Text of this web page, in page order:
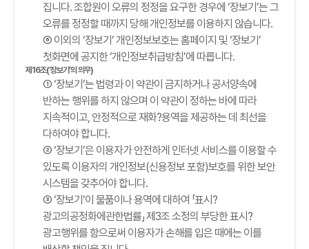
집니다. 조합원이 오류의 정정을 요구한 경우에 ‘장보기’는 그
오류를 정정할 때까지 당해 개인정보를 이용하지 않습니다.
⑥ 이외의 ‘장보기’ 개인정보보호는 홈페이지 및 ‘장보기’
첫화면에 공지한 ‘개인정보취급방침’에 따릅니다.
제16조(‘장보기’의 의무)
① ‘장보기’는 법령과 이 약관이 금지하거나 공서양속에
반하는 행위를 하지 않으며 이 약관이 정하는 바에 따라
지속적이고, 안정적으로 재화?용역을 제공하는 데 최선을
다하여야 합니다.
② ‘장보기’은 이용자가 안전하게 인터넷 서비스를 이용할 수
있도록 이용자의 개인정보(신용정보 포함)보호를 위한 보안
시스템을 갖추어야 합니다.
③ ‘장보기’이 물품이나 용역에 대하여 「표시?
광고의공정화에관한법률」 제3조 소정의 부당한 표시?
광고행위를 함으로써 이용자가 손해를 입은 때에는 이를